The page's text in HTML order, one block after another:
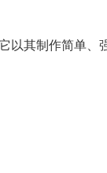
以其制作简单、